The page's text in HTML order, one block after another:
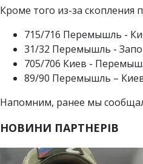
Кроме того из-за скопления
715/716 Перемышль -
31/32 Перемышль -
705/706 Киев -
89/90 Перемышль –
Напомним, ранее мы